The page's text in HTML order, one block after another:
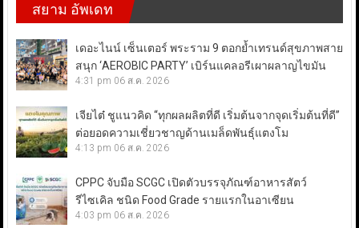
สยาม อัพเดท
เดอะไนน์ เซ็นเตอร์ พระราม 9 ตอกย้ำเทรนด์สุขภาพสาย
สนุก ‘AEROBIC PARTY’ เบิร์นแคลอรีเผาผลาญไขมัน
4:31 pm 06 ส.ค. 2026
เจียไต๋ ชูแนวคิด “ทุกผลผลิตที่ดี เริ่มต้นจากจุดเริ่มต้นที่ดี”
ต่อยอดความเชี่ยวชาญด้านเมล็ดพันธุ์แตงโม
4:13 pm 06 ส.ค. 2026
CPPC จับมือ SCGC เปิดตัวบรรจุภัณฑ์อาหารสัตว์
รีไซเคิล ชนิด Food Grade รายแรกในอาเซียน
4:03 pm 06 ส.ค. 2026